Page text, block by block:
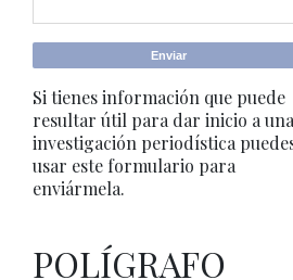
Si tienes información que puede
resultar útil para dar inicio a una
investigación periodística
usar este formulario para
enviármela.
POLÍGRAFO